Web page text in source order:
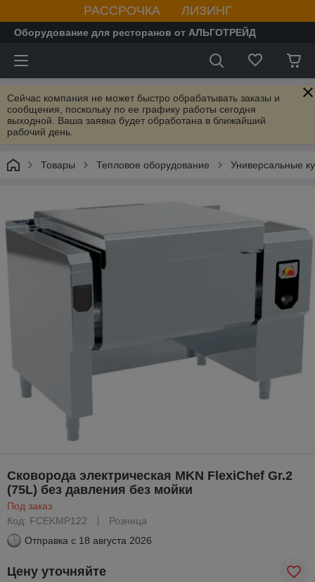
РАССРОЧКА ЛИЗИНГ
Оборудование для ресторанов от АЛЬГОТРЕЙД
Сейчас компания не может быстро обрабатывать заказы и
сообщения, поскольку по ее графику работы сегодня
выходной. Ваша заявка будет обработана в ближайший
рабочий день.
Товары Тепловое оборудование Универсальные
Сковорода электрическая MKN FlexiChef Gr.2
(75L) без давления без мойки
Под заказ
Код: FCEKMP122
Розница
Отправка с 18 августа 2026
Цену уточняйте